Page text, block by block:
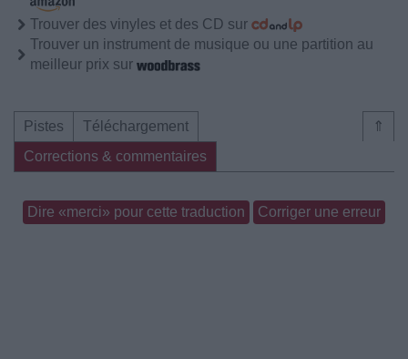
Trouver des vinyles et des CD sur
Trouver un instrument de musique ou une partition au
meilleur prix sur
⇑
Pistes
Téléchargement
Corrections & commentaires
Dire «merci» pour cette traduction Corriger une erreur